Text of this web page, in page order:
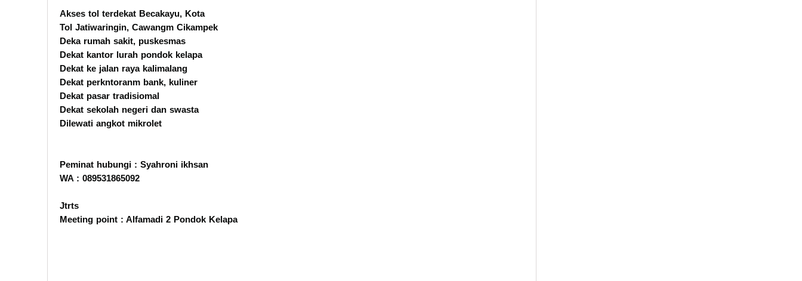
Akses tol terdekat Becakayu, Kota
Tol Jatiwaringin, Cawangm Cikampek
Deka rumah sakit, puskesmas
Dekat kantor lurah pondok kelapa
Dekat ke jalan raya kalimalang
Dekat perkntoranm bank, kuliner
Dekat pasar tradisiomal
Dekat sekolah negeri dan swasta
Dilewati angkot mikrolet
Peminat hubungi : Syahroni ikhsan
WA : 089531865092
Jtrts
Meeting point : Alfamadi 2 Pondok Kelapa